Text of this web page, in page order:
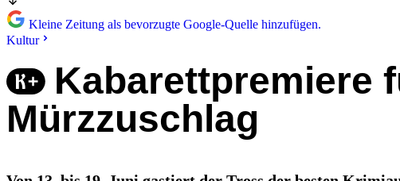
Kleine Zeitung als bevorzugte Google-Quelle hinzufügen.
Kultur
Kabarettpremiere
Mürzzuschlag